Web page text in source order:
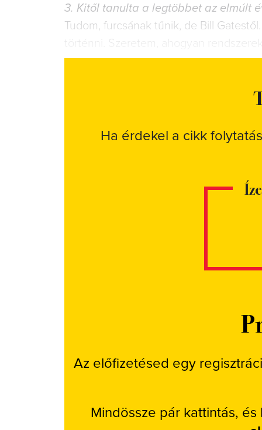
3. Kitől tanulta a legtöbbet az elmúlt
Tudom, furcsának tűnik, de Bill
történni. Szeretem, ahogyan
Ha érdekel a cikk
Az előfizetésed egy
Mindössze pár kattintás,